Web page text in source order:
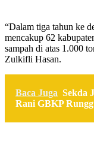
“Dalam tiga tahun ke
mencakup 62
sampah di atas 1.000
Zulkifli Hasan.
Baca Juga Sekda
Rani GBKP